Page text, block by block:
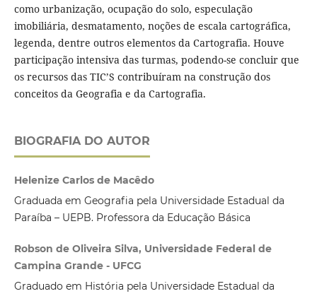
como urbanização, ocupação do solo, especulação
imobiliária, desmatamento, noções de escala cartográfica,
legenda, dentre outros elementos da Cartografia. Houve
participação intensiva das turmas, podendo-se concluir que
os recursos das TIC’S contribuíram na construção dos
conceitos da Geografia e da Cartografia.
BIOGRAFIA DO AUTOR
Helenize Carlos de Macêdo
Graduada em Geografia pela Universidade Estadual da
Paraíba – UEPB. Professora da Educação Básica
Robson de Oliveira Silva, Universidade Federal de
Campina Grande - UFCG
Graduado em História pela Universidade Estadual da